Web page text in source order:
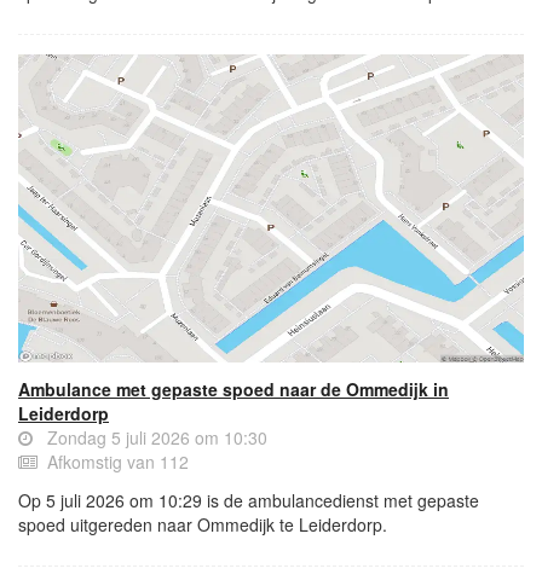
Ambulance met gepaste spoed naar de Ommedijk in
Leiderdorp
Zondag 5 juli 2026 om 10:30
Afkomstig van 112
Op 5 juli 2026 om 10:29 is de ambulancedienst met gepaste
spoed uitgereden naar Ommedijk te Leiderdorp.